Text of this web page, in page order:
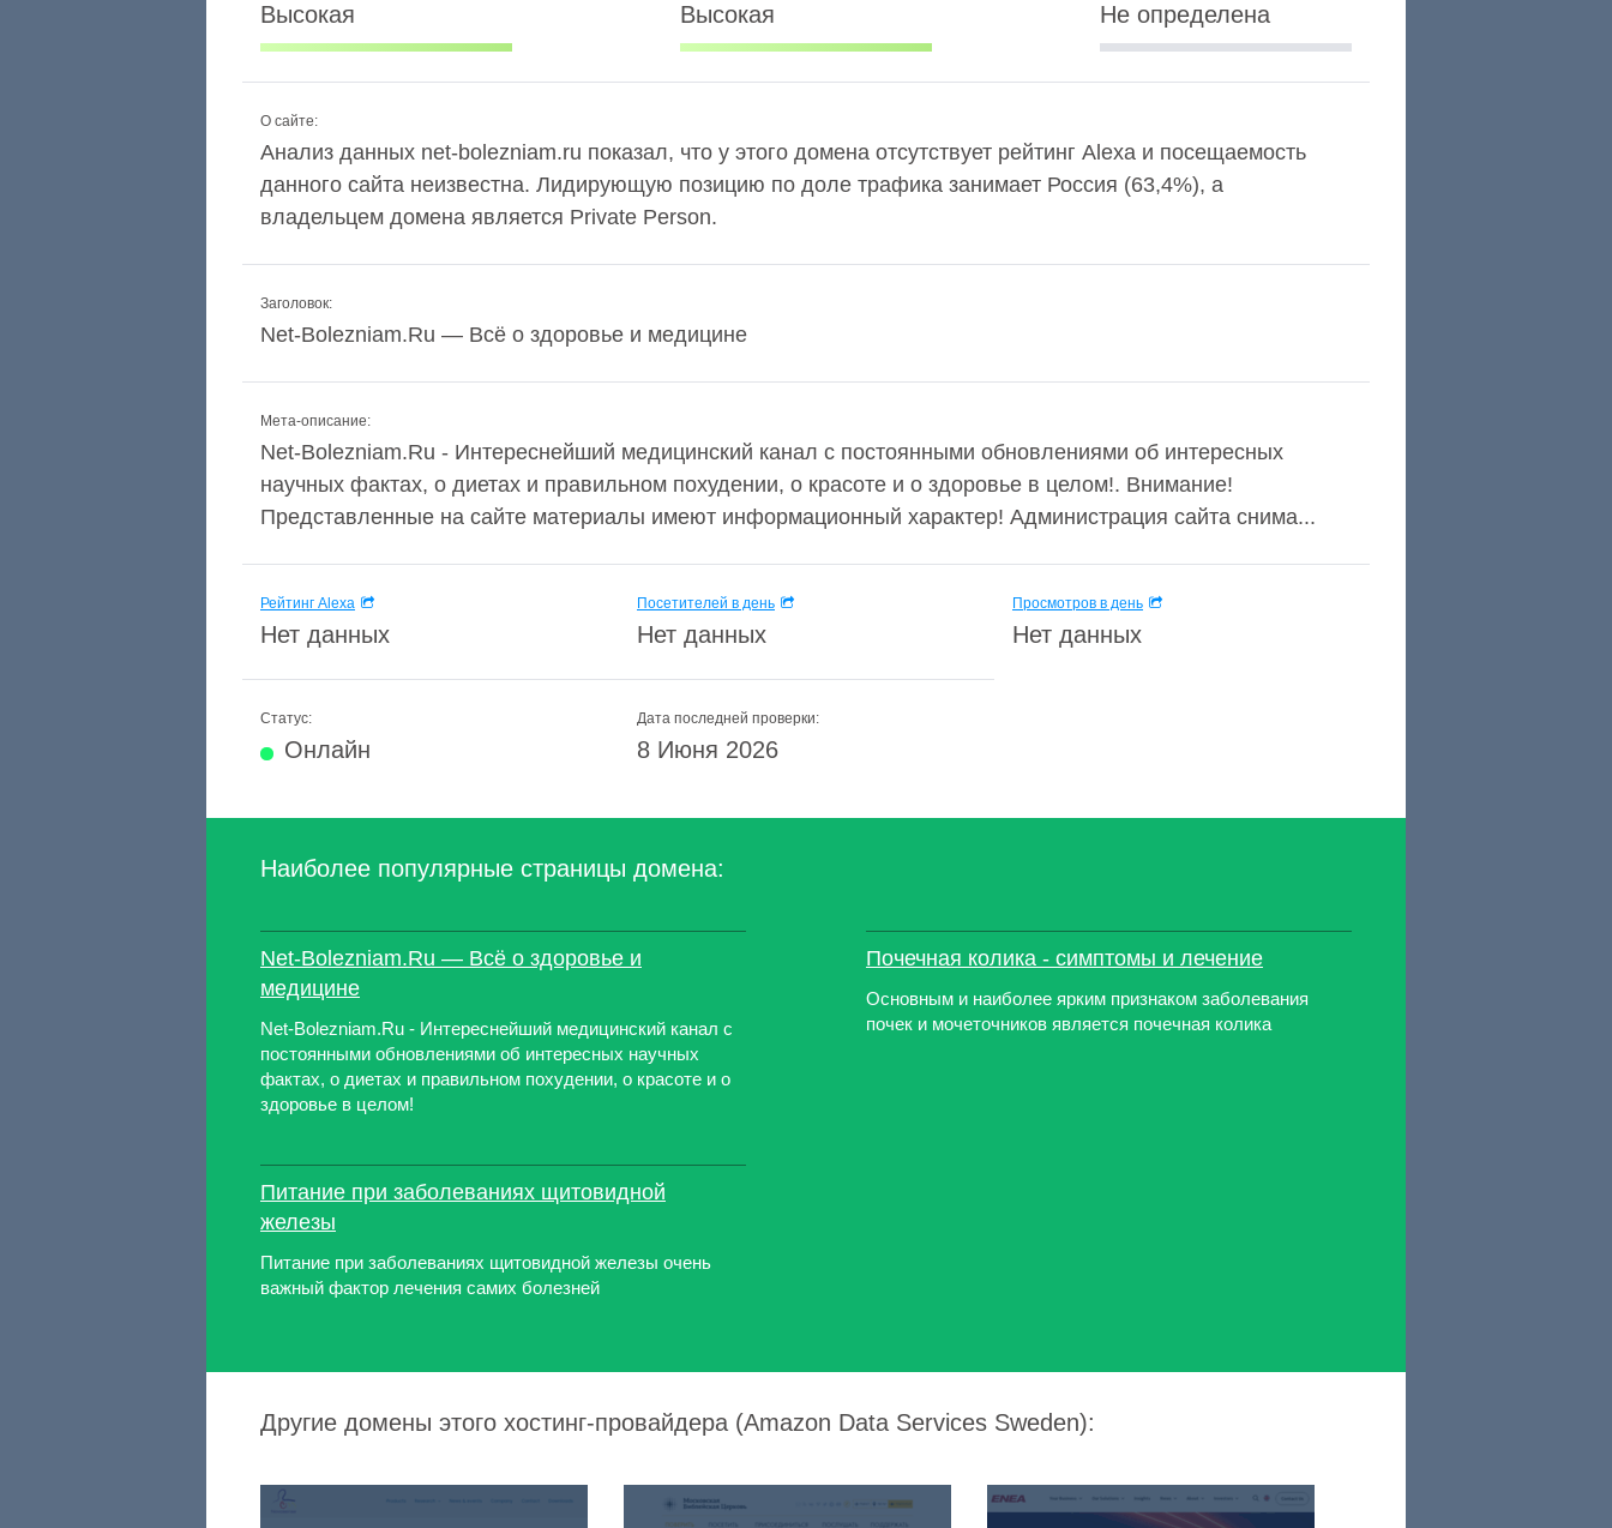
Высокая Высокая Не определена
О сайте:
Анализ данных net-bolezniam.ru показал, что у этого домена отсутствует рейтинг Alexa и посещаемость
данного сайта неизвестна. Лидирующую позицию по доле трафика занимает Россия (63,4%), а
владельцем домена является Private Person.
Заголовок:
Net-Bolezniam.Ru — Всё о здоровье и медицине
Мета-описание:
Net-Bolezniam.Ru - Интереснейший медицинский канал с постоянными обновлениями об интересных
научных фактах, о диетах и правильном похудении, о красоте и о здоровье в целом!. Внимание!
Представленные на сайте материалы имеют информационный характер! Администрация сайта снима...
Рейтинг Alexa
Нет данных
Посетителей в день
Нет данных
Просмотров в день
Нет данных
Статус:
Онлайн
Дата последней проверки:
8 Июня 2026
Наиболее популярные страницы домена:
Net-Bolezniam.Ru — Всё о здоровье и
медицине
Net-Bolezniam.Ru - Интереснейший медицинский канал с
постоянными обновлениями об интересных научных
фактах, о диетах и правильном похудении, о красоте и о
здоровье в целом!
Питание при заболеваниях щитовидной
железы
Питание при заболеваниях щитовидной железы очень
важный фактор лечения самих болезней
Почечная колика - симптомы и лечение
Основным и наиболее ярким признаком заболевания
почек и мочеточников является почечная колика
Другие домены этого хостинг-провайдера (Amazon Data Services Sweden):